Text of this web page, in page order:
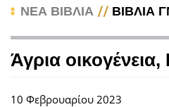
ΝΕΑ ΒΙΒΛΙΑ // ΒΙΒΛΙΑ
Άγρια
10 Φεβρουαρίου 2023